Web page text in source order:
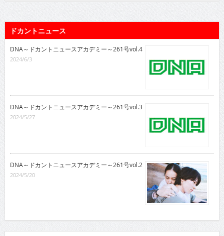
ドカントニュース
DNA～ドカントニュースアカデミー～261号vol.4
2024/6/3
DNA～ドカントニュースアカデミー～261号vol.3
2024/5/27
DNA～ドカントニュースアカデミー～261号vol.2
2024/5/20